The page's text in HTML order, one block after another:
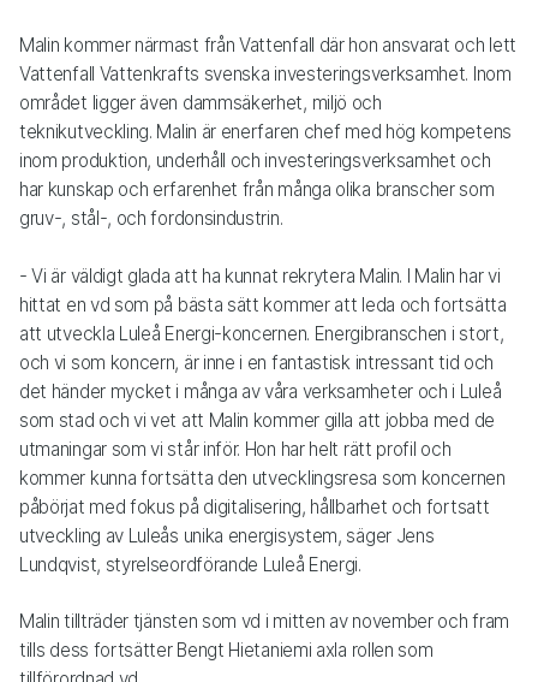
Malin kommer närmast från Vattenfall där hon ansvarat och lett
Vattenfall Vattenkrafts svenska investeringsverksamhet. Inom
området ligger även dammsäkerhet, miljö och
teknikutveckling. Malin är enerfaren chef med hög kompetens
inom produktion, underhåll och investeringsverksamhet och
har kunskap och erfarenhet från många olika branscher som
gruv-, stål-, och fordonsindustrin.
- Vi är väldigt glada att ha kunnat rekrytera Malin. I Malin har vi
hittat en vd som på bästa sätt kommer att leda och fortsätta
att utveckla Luleå Energi-koncernen. Energibranschen i stort,
och vi som koncern, är inne i en fantastisk intressant tid och
det händer mycket i många av våra verksamheter och i Luleå
som stad och vi vet att Malin kommer gilla att jobba med de
utmaningar som vi står inför. Hon har helt rätt profil och
kommer kunna fortsätta den utvecklingsresa som koncernen
påbörjat med fokus på digitalisering, hållbarhet och fortsatt
utveckling av Luleås unika energisystem, säger Jens
Lundqvist, styrelseordförande Luleå Energi.
Malin tillträder tjänsten som vd i mitten av november och fram
tills dess fortsätter Bengt Hietaniemi axla rollen som